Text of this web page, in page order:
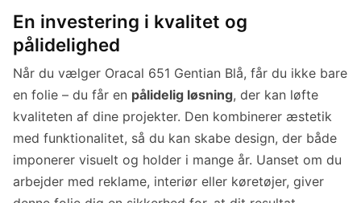
En investering i kvalitet og
pålidelighed
Når du vælger Oracal 651 Gentian Blå, får du ikke bare
en folie – du får en pålidelig løsning, der kan løfte
kvaliteten af dine projekter. Den kombinerer æstetik
med funktionalitet, så du kan skabe design, der både
imponerer visuelt og holder i mange år. Uanset om du
arbejder med reklame, interiør eller køretøjer, giver